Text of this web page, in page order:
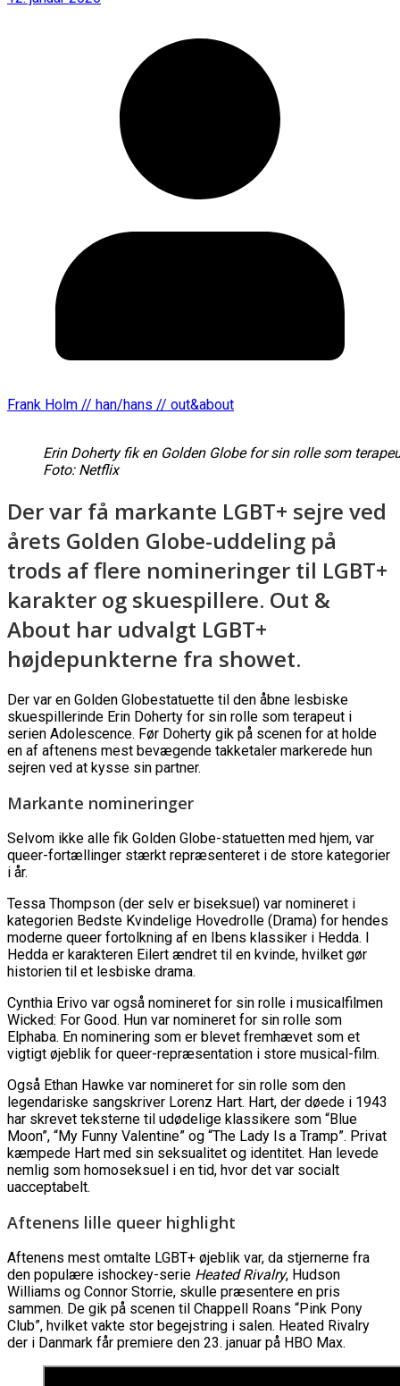
Frank Holm // han/hans // out&about
Erin Doherty fik en Golden Globe for sin rolle som
Foto: Netflix
Der var få markante LGBT+ sejre ved
årets Golden Globe-uddeling på
trods af flere nomineringer til LGBT+
karakter og skuespillere. Out &
About har udvalgt LGBT+
højdepunkterne fra showet.
Der var en Golden Globestatuette til den åbne lesbiske
skuespillerinde Erin Doherty for sin rolle som terapeut i
serien Adolescence. Før Doherty gik på scenen for at holde
en af aftenens mest bevægende takketaler markerede hun
sejren ved at kysse sin partner.
​Markante nomineringer
​Selvom ikke alle fik Golden Globe-statuetten med hjem, var
queer-fortællinger stærkt repræsenteret i de store kategorier
i år.
Tessa Thompson (der selv er biseksuel) var nomineret i
kategorien Bedste Kvindelige Hovedrolle (Drama) for hendes
moderne queer fortolkning af en Ibens klassiker i Hedda. I
Hedda er karakteren Eilert ændret til en kvinde, hvilket gør
historien til et lesbiske drama.
Cynthia Erivo var også nomineret for sin rolle i musicalfilmen
Wicked: For Good. Hun var nomineret for sin rolle som
Elphaba. En nominering som er blevet fremhævet som et
vigtigt øjeblik for queer-repræsentation i store musical-film.
Også Ethan Hawke var nomineret for sin rolle som den
legendariske sangskriver Lorenz Hart. Hart, der døede i 1943
har skrevet teksterne til udødelige klassikere som “Blue
Moon”, “My Funny Valentine” og “The Lady Is a Tramp”. Privat
kæmpede Hart med sin seksualitet og identitet. Han levede
nemlig som homoseksuel i en tid, hvor det var socialt
uacceptabelt.
​Aftenens lille queer highlight
Aftenens mest omtalte LGBT+ øjeblik var, da stjernerne fra
den populære ishockey-serie Heated Rivalry, Hudson
Williams og Connor Storrie, skulle præsentere en pris
sammen. De gik på scenen til Chappell Roans “Pink Pony
Club”, hvilket vakte stor begejstring i salen. Heated Rivalry
der i Danmark får premiere den 23. januar på HBO Max.